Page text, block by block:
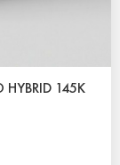
HYBRID 145K